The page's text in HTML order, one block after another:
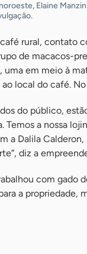
Elaine
rural, contato
de macacos-
uma em meio à
ao local do café.
do público,
Temos a nossa
a Dalila
diz a
com gado
a propriedade,